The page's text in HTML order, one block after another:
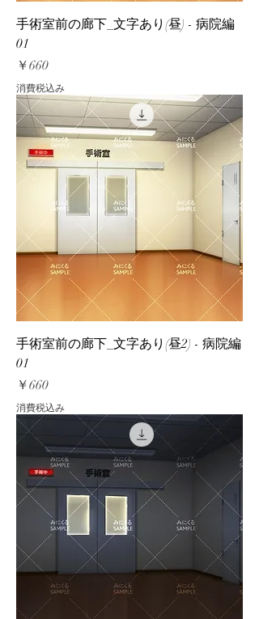
手術室前の廊下_文字あり(昼) - 病院編
01
価格
￥660
消費税込み
手術室前の廊下_文字あり(昼2) - 病院編
01
価格
￥660
消費税込み